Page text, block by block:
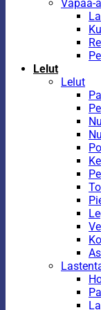
Vapaa-
Lelut
Lelut